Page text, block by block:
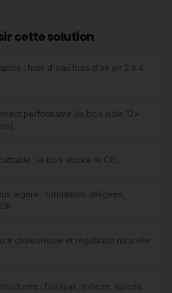
cette solution
: hors d'eau hors d'air en 2 à 4
performante (le bois isole 12×
: le bois stocke le CO₂
légère : fondations allégées,
chaleureuse et régulation naturelle
: Douglas, mélèze, épicéa